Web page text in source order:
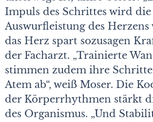
Impuls des Schrittes wird die
Auswurfleistung des Herzens
das Herz spart sozusagen
der Facharzt. „Trainierte
stimmen zudem ihre
Atem ab“, weiß Moser. Die
der Körperrhythmen stärkt
des Organismus. „Und